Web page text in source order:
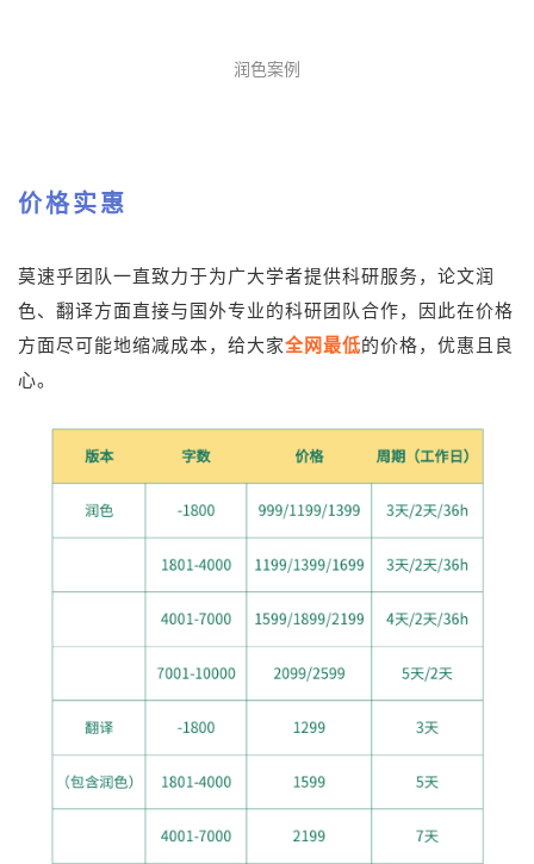
润色案例
价格实惠
莫速乎团队一直致力于为广大学者提供科研服务，论文润
色、翻译方面直接与国外专业的科研团队合作，因此在价格
方面尽可能地缩减成本，给大家全网最低的价格，优惠且良
心。